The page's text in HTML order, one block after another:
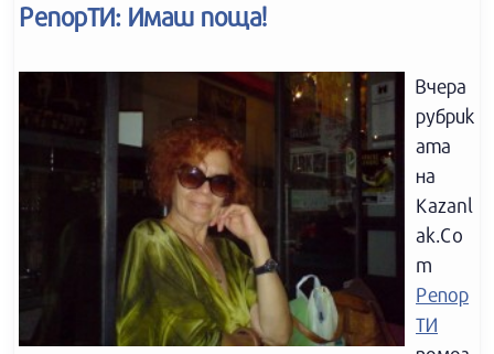
РепорТИ: Имаш поща!
Вчера
рубрик
ата
на
Kazanl
ak.Co
m
Репор
ТИ